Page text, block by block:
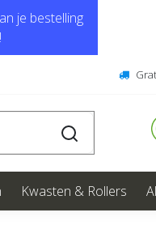
je bestelling
Kwasten & Rollers